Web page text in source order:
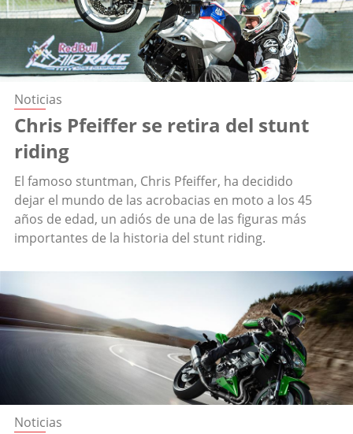
Noticias
Chris Pfeiffer se retira del stunt
riding
El famoso stuntman, Chris Pfeiffer, ha decidido
dejar el mundo de las acrobacias en moto a los 45
años de edad, un adiós de una de las figuras más
importantes de la historia del stunt riding.
Noticias